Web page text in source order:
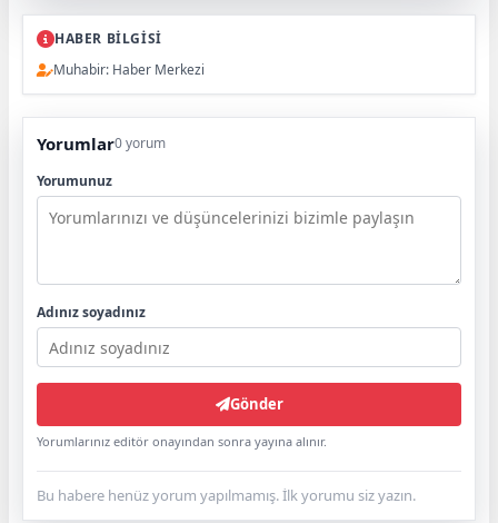
HABER BİLGİSİ
Muhabir: Haber Merkezi
Yorumlar0 yorum
Yorumunuz
Adınız soyadınız
Gönder
Yorumlarınız editör onayından sonra yayına alınır.
Bu habere henüz yorum yapılmamış. İlk yorumu siz yazın.